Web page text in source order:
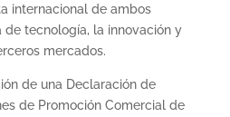
internacional de ambos
de tecnología, la innovación y
mercados.
de una Declaración de
de Promoción Comercial de